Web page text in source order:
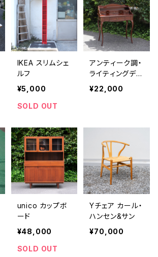
IKEA スリムシェ
ルフ
¥5,000
SOLD OUT
アンティーク調・
ライティングデス
ク
¥22,000
unico カップボ
ード
¥48,000
SOLD OUT
Yチェア カール・
ハンセン&サン
¥70,000